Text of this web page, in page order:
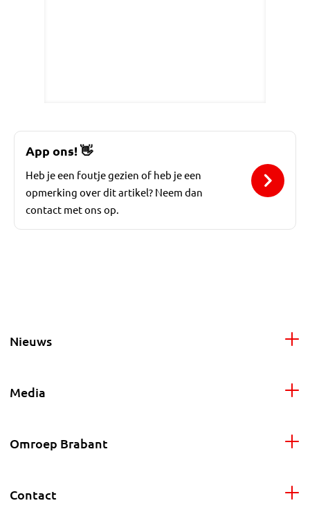
App ons!👋
Heb je een foutje gezien of heb je een
opmerking over dit artikel? Neem dan
contact met ons op.
Nieuws
Media
Omroep Brabant
Contact